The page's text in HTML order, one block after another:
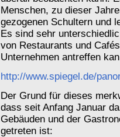
Menschen, zu dieser
gezogenen Schultern und
Es sind sehr
von Restaurants und
Unternehmen antreffen
http://www.spiegel.de/
Der Grund für dieses
dass seit Anfang Januar
Gebäuden und der
getreten ist: